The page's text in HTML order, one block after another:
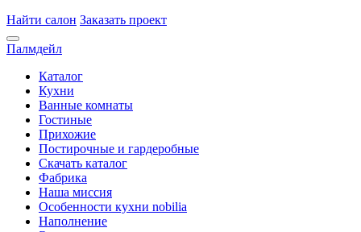
Найти салон Заказать проект
Палмдейл
Каталог
Кухни
Ванные комнаты
Гостиные
Прихожие
Постирочные и гардеробные
Скачать каталог
Фабрика
Наша миссия
Особенности кухни nobilia
Наполнение